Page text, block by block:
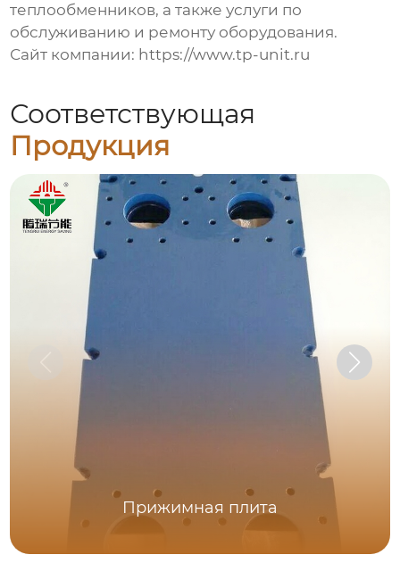
теплообменников, а также услуги по
обслуживанию и ремонту оборудования.
Сайт компании: https://www.tp-unit.ru
Соответствующая
Продукция
Прижимная плита